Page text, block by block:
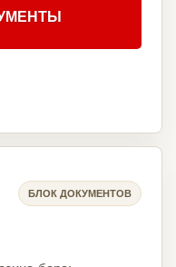
БЛОК ДОКУМЕНТОВ